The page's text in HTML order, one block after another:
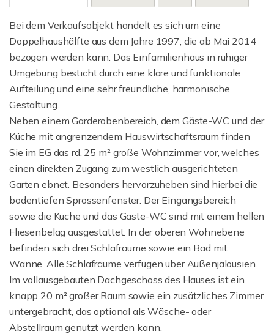
Bei dem Verkaufsobjekt handelt es sich um eine
Doppelhaushälfte aus dem Jahre 1997, die ab Mai 2014
bezogen werden kann. Das Einfamilienhaus in ruhiger
Umgebung besticht durch eine klare und funktionale
Aufteilung und eine sehr freundliche, harmonische
Gestaltung.
Neben einem Garderobenbereich, dem Gäste-WC und der
Küche mit angrenzendem Hauswirtschaftsraum finden
Sie im EG das rd. 25 m² große Wohnzimmer vor, welches
einen direkten Zugang zum westlich ausgerichteten
Garten ebnet. Besonders hervorzuheben sind hierbei die
bodentiefen Sprossenfenster. Der Eingangsbereich
sowie die Küche und das Gäste-WC sind mit einem hellen
Fliesenbelag ausgestattet. In der oberen Wohnebene
befinden sich drei Schlafräume sowie ein Bad mit
Wanne. Alle Schlafräume verfügen über Außenjalousien.
Im vollausgebauten Dachgeschoss des Hauses ist ein
knapp 20 m² großer Raum sowie ein zusätzliches Zimmer
untergebracht, das optional als Wäsche- oder
Abstellraum genutzt werden kann.